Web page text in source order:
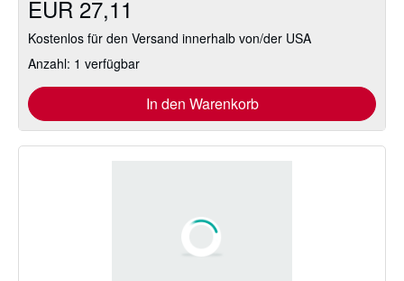
EUR 27,11
Kostenlos für den Versand innerhalb von/der USA
Anzahl: 1 verfügbar
In den Warenkorb